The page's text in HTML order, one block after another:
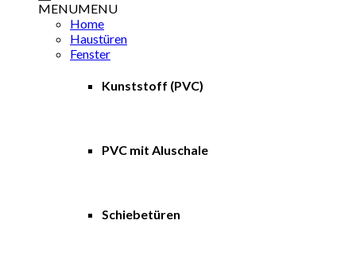
MENUMENU
Home
Haustüren
Fenster
Kunststoff (PVC)
PVC mit Aluschale
Schiebetüren